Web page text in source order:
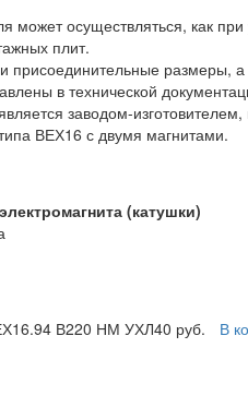
может осуществляться, как при
плит.
присоединительные размеры,
в технической
заводом-изготовителем,
ВЕХ16 с двумя магнитами.
(катушки)
В220 НМ УХЛ40 руб.
В